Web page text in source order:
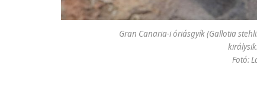
Gran Canaria-i óriásgyík (Gallotia
Fotó: